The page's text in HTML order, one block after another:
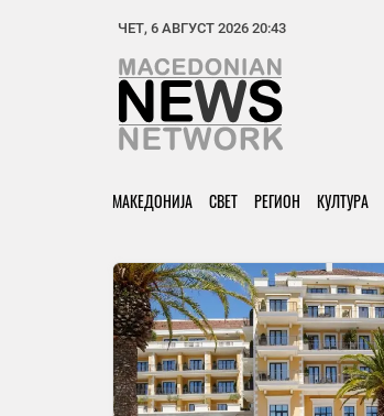
ЧЕТ, 6 АВГУСТ 2026 20:43
МАКЕДОНИЈА СВЕТ РЕГИОН КУЛТУРА